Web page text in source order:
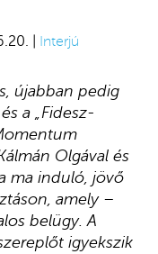
| Interjú
újabban pedig
a „Fidesz-
Olgával és
ma induló, jövő
amely –
belügy. A
igyekszik